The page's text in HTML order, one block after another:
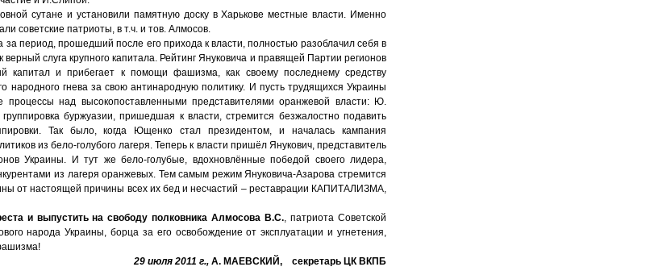
сутане и установили памятную доску в Харькове местные власти. Именно
советские патриоты, в т.ч. и тов. Алмосов.
период, прошедший после его прихода к власти, полностью разоблачил себя в
верный слуга крупного капитала. Рейтинг Януковича и правящей Партии регионов
капитал и прибегает к помощи фашизма, как своему последнему средству
народного гнева за свою антинародную политику. И пусть трудящихся Украины
процессы над высокопоставленными представителями оранжевой власти: Ю.
буржуазии, пришедшая к власти, стремится безжалостно подавить
Так было, когда Ющенко стал президентом, и началась кампания
из бело-голубого лагеря. Теперь к власти пришёл Янукович, представитель
Украины. И тут же бело-голубые, вдохновлённые победой своего лидера,
из лагеря оранжевых. Тем самым режим Януковича-Азарова стремится
от настоящей причины всех их бед и несчастий – реставрации КАПИТАЛИЗМА,
и выпустить на свободу полковника Алмосова В.С., патриота Советской
народа Украины, борца за его освобождение от эксплуатации и угнетения,
29 июля 2011 г., А. МАЕВСКИЙ, секретарь ЦК ВКПБ